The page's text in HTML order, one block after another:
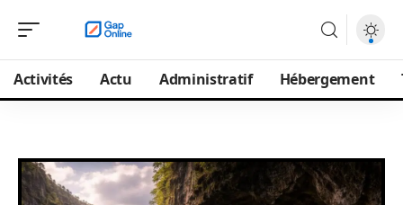
Activités Actu Administratif Hébergement